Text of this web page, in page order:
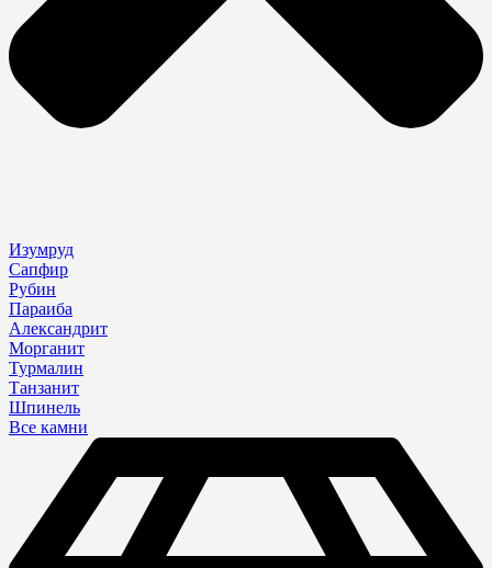
Изумруд
Сапфир
Рубин
Параиба
Александрит
Морганит
Турмалин
Танзанит
Шпинель
Все камни